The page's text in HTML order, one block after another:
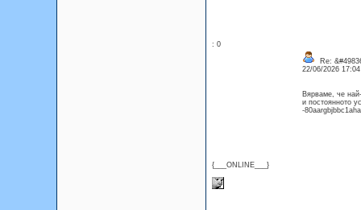
: 0
{___ONLINE___}
Re:
22/06/2026
Вярваме, че
и постоянното
-